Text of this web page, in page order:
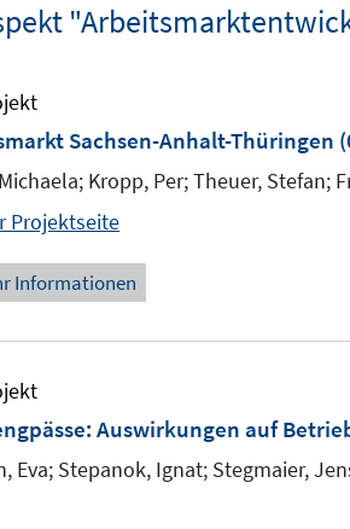
Sachsen-Anhalt-Thüringen
Kropp, Per; Theuer, Stefan;
Projektseite
Informationen
Auswirkungen auf
Eva; Stepanok, Ignat; Stegmaier,